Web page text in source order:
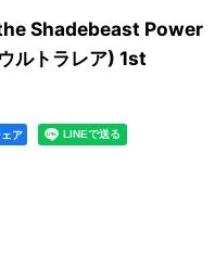
Shadebeast Power
ルトラレア) 1st
ア